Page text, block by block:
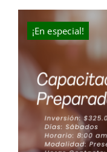
¡En especial!